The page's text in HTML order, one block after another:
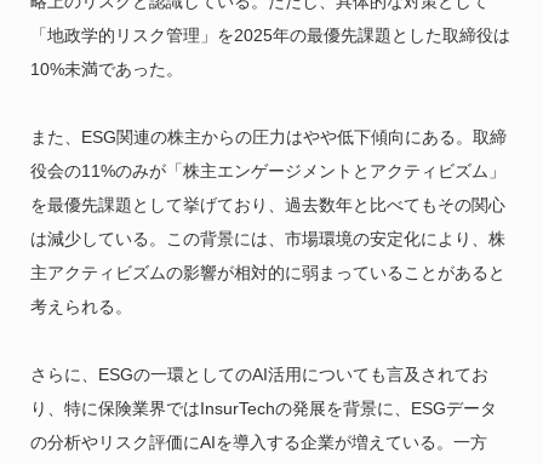
「地政学的リスク管理」を2025年の最優先課題とした取締役は
10%未満であった。
また、ESG関連の株主からの圧力はやや低下傾向にある。取締
役会の11%のみが「株主エンゲージメントとアクティビズム」
を最優先課題として挙げており、過去数年と比べてもその関心
は減少している。この背景には、市場環境の安定化により、株
主アクティビズムの影響が相対的に弱まっていることがあると
考えられる。
さらに、ESGの一環としてのAI活用についても言及されてお
り、特に保険業界ではInsurTechの発展を背景に、ESGデータ
の分析やリスク評価にAIを導入する企業が増えている。一方